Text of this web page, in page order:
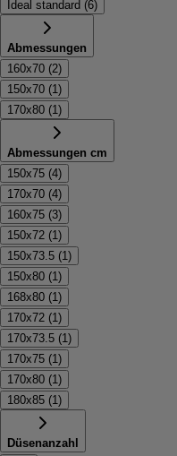
Ideal standard (6)
Abmessungen
160x70 (2)
150x70 (1)
170x80 (1)
Abmessungen cm
150x75 (4)
170x70 (4)
160x75 (3)
150x72 (1)
150x73.5 (1)
150x80 (1)
168x80 (1)
170x72 (1)
170x73.5 (1)
170x75 (1)
170x80 (1)
180x85 (1)
Düsenanzahl